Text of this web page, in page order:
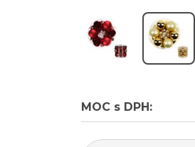
MOC s DPH: